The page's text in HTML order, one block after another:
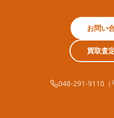
お問い
買取査
048-291-9110（